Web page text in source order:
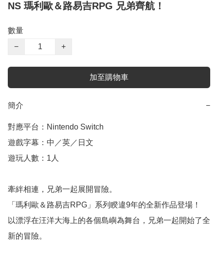
NS 瑪利歐＆路易吉RPG 兄弟齊航！
數量
−
+
加至購物車
簡介 −
對應平台：Nintendo Switch
遊戲字幕：中／英／日文
遊玩人數：1人
牽絆相連，兄弟一起展開冒險。
「瑪利歐＆路易吉RPG」系列睽違9年的全新作品登場！
以漂浮在汪洋大海上的各個島嶼為舞台，兄弟一起開始了全
新的冒險。